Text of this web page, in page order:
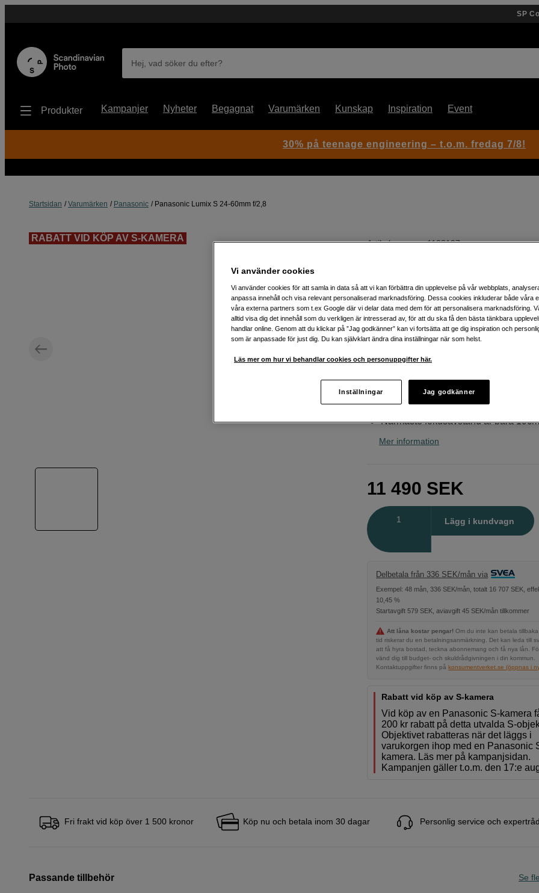
SP
Hej, vad söker du efter?
Produkter Kampanjer Nyheter Begagnat Varumärken Kunskap Inspiration Event
Startsidan Varumärken Panasonic Panasonic Lumix S 24-60mm f/2,8
RABATT VID KÖP AV S-KAMERA Artikelnummer: 1103197
Panasonic Lumix S 24-60mm f/2,8
Webblager :Finns i lager
Mångsidig täckning från 24-60 mm
Närmaste fokusavstånd är bara 19cm
Mer information
11 490 SEK
Lägg i kundvagn
Delbetala från 336 SEK/mån via
Exempel: 48 mån, 336 SEK/mån, totalt 16 707 SEK,
10,45 %
Startavgift 579 SEK, aviavgift 45 SEK/mån tillkommer
Att låna kostar pengar! Om du inte kan betala
tid riskerar du en betalningsanmärkning. Det kan leda till
att få hyra bostad, teckna abonnemang och få nya lån.
vänd dig till budget- och skuldrådgivningen i din kommun.
Kontaktuppgifter finns på konsumentverket.se (öppnas i
Rabatt vid köp av S-kamera
Vid köp av en Panasonic S-kamera
200 kr rabatt på detta utvalda S-
Objektivet rabatteras när det läggs i
varukorgen ihop med en Panasonic
kamera. Läs mer på kampanjsidan.
Kampanjen gäller t.o.m. den 17:e
Fri frakt vid köp över 1 500 kronor Köp nu och betala inom 30 dagar Personlig service och
Passande tillbehör Se
30% på teenage engineering – t.o.m. fredag 7/8!
Vi använder cookies
Vi använder cookies för att samla in data så att vi kan förbättra din upplevelse på vår webbplats,
anpassa innehåll och visa relevant personaliserad marknadsföring. Dessa cookies inkluderar både våra
våra externa partners som t.ex Google där vi delar data med dem för att personalisera marknadsföring.
alltid visa dig det innehåll som du verkligen är intresserad av, för att du ska få den bästa tänkbara
handlar online. Genom att du klickar på ”Jag godkänner” kan vi fortsätta att ge dig inspiration och
som är anpassade för just dig. Du kan självklart ändra dina inställningar när som helst.
Läs mer om hur vi behandlar cookies och personuppgifter här.
Inställningar Jag godkänner